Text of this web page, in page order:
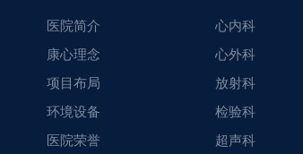
医院简介
康心理念
项目布局
环境设备
医院荣誉
心内科
心外科
放射科
检验科
超声科